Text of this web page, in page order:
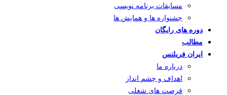
مسابقات برنامه نویسی
جشنواره ها و همایش ها
دوره های رایگان
مطالب
ایران فریلنس
درباره ما
اهداف و چشم انداز
فرصت های شغلی